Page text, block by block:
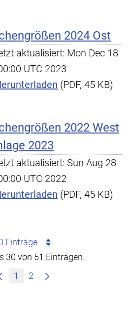
2024 Ost
aktualisiert: Mon Dec 18
UTC 2023
(PDF, 45 KB)
2022 West
2023
aktualisiert: Sun Aug 28
UTC 2022
(PDF, 45 KB)
Einträge
30 von 51 Einträgen.
1
2